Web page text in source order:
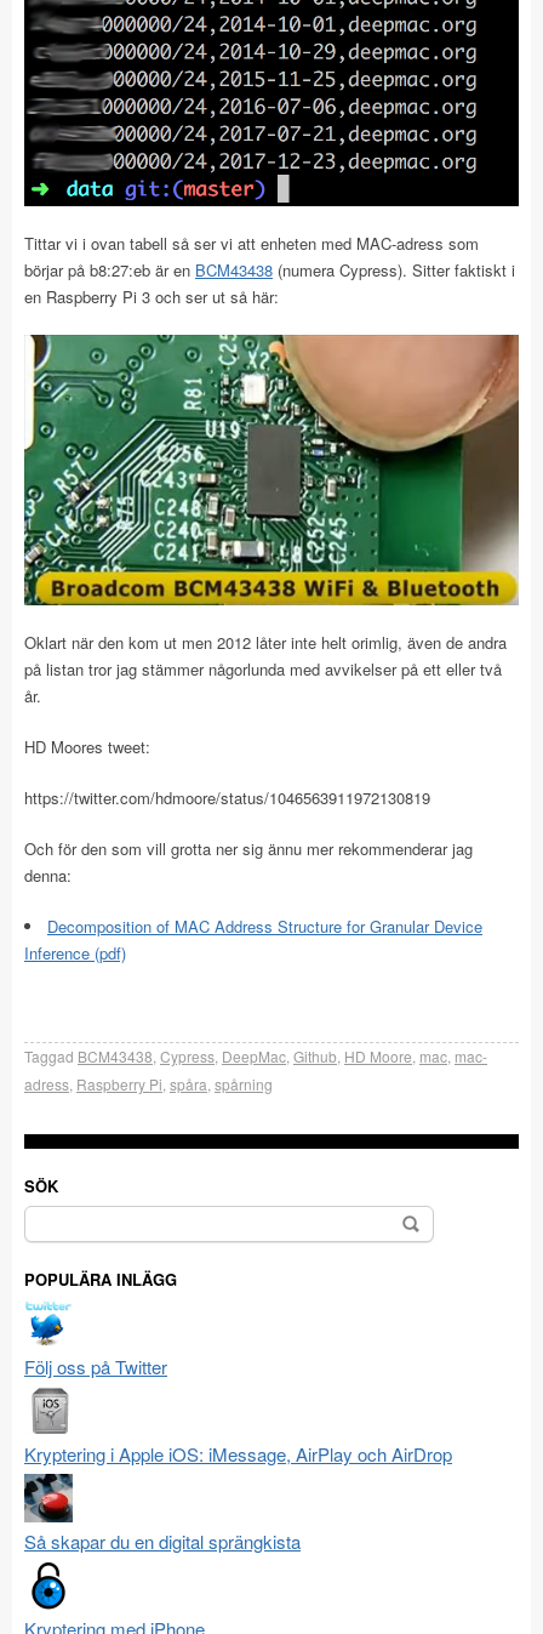
Tittar vi i ovan tabell så ser vi att enheten med MAC-adress som
börjar på b8:27:eb är en BCM43438 (numera Cypress). Sitter faktiskt i
en Raspberry Pi 3 och ser ut så här:
Oklart när den kom ut men 2012 låter inte helt orimlig, även de andra
på listan tror jag stämmer någorlunda med avvikelser på ett eller två
år.
HD Moores tweet:
https://twitter.com/hdmoore/status/1046563911972130819
Och för den som vill grotta ner sig ännu mer rekommenderar jag
denna:
Decomposition of MAC Address Structure for Granular Device
Inference (pdf)
Taggad BCM43438 Cypress DeepMac Github HD Moore mac mac-
adress Raspberry Pi spåra spårning
SÖK
Sök
efter:
POPULÄRA INLÄGG
Följ oss på Twitter
Kryptering i Apple iOS: iMessage, AirPlay och AirDrop
Så skapar du en digital sprängkista
Kryptering med iPhone